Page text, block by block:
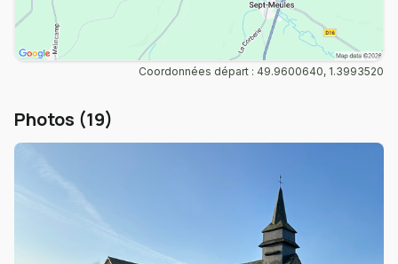
Coordonnées départ : 49.9600640, 1.3993520
Photos (19)